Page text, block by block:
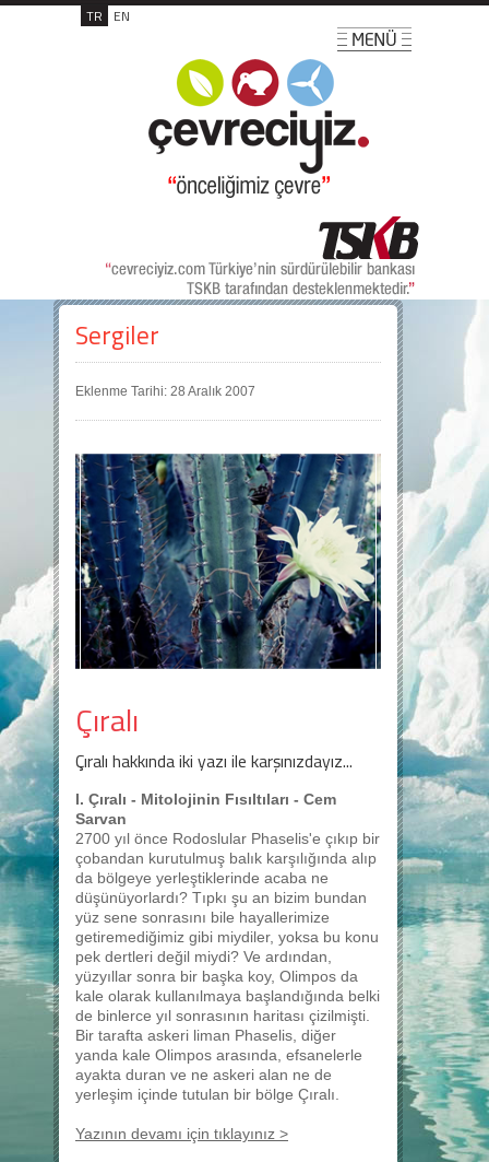
TR EN
Sergiler
Eklenme Tarihi: 28 Aralık 2007
Çıralı
Çıralı hakkında iki yazı ile karşınızdayız...
I. Çıralı - Mitolojinin Fısıltıları - Cem
Sarvan
2700 yıl önce Rodoslular Phaselis'e çıkıp bir
çobandan kurutulmuş balık karşılığında alıp
da bölgeye yerleştiklerinde acaba ne
düşünüyorlardı? Tıpkı şu an bizim bundan
yüz sene sonrasını bile hayallerimize
getiremediğimiz gibi miydiler, yoksa bu konu
pek dertleri değil miydi? Ve ardından,
yüzyıllar sonra bir başka koy, Olimpos da
kale olarak kullanılmaya başlandığında belki
de binlerce yıl sonrasının haritası çizilmişti.
Bir tarafta askeri liman Phaselis, diğer
yanda kale Olimpos arasında, efsanelerle
ayakta duran ve ne askeri alan ne de
yerleşim içinde tutulan bir bölge Çıralı.
Yazının devamı için tıklayınız >